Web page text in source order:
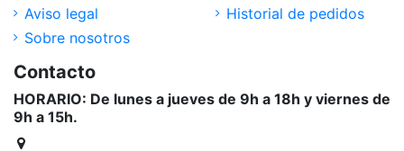
Aviso legal
Sobre nosotros
Historial de pedidos
Contacto
HORARIO: De lunes a jueves de 9h a 18h y viernes de
9h a 15h.